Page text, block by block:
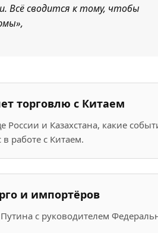
Всё сводится к тому, чтобы
торговлю с Китаем
России и Казахстана, какие
работе с Китаем.
и импортёров
с руководителем